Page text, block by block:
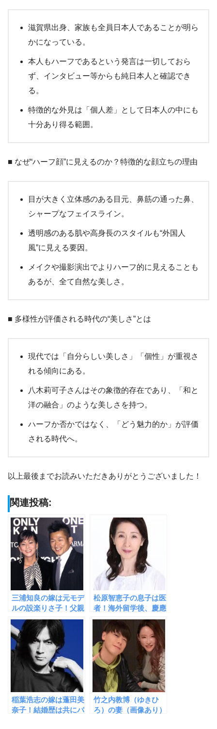
滋賀県出身、家族も全員日本人であることが明ら
かになっている。
本人もハーフであるという発言は一切しておら
ず、インタビュー等からも純日本人と確認でき
る。
特徴的な外見は「個人差」として日本人の中にも
十分あり得る範囲。
■ なぜ“ハーフ顔”に見えるのか？特徴的な顔立ちの理由
目が大きく立体感のある目元、鼻筋の通った鼻、
シャープなフェイスライン。
透明感のある肌や高身長のスタイルも“外国人
風”に見える要因。
メイクや撮影演出でよりハーフ的に見えることも
あるが、全て自然な美しさ。
■ 多様性が評価される時代の“美しさ”とは
現代では「自分らしい美しさ」「個性」が重視さ
れる傾向にある。
八木莉可子さんはその象徴的存在であり、「和と
洋の融合」のような美しさを持つ。
ハーフか否かではなく、「どう魅力的か」が評価
される時代へ。
以上最後までお読みいただきありがとうございました！
関連投稿:
三浦知良の嫁は元モデ
ルの設楽りさ子！父親
の経歴がハンパない華
麗なる一族！
松原智恵子の息子は医
者！海外留学後、慶應
大学を卒業するほどの
秀才だった！
稲葉浩志の嫁は蓬田美
奈子！結婚歴は共にバ
竹之内教博（ゆきひ
ろ）の妻（画像あり）